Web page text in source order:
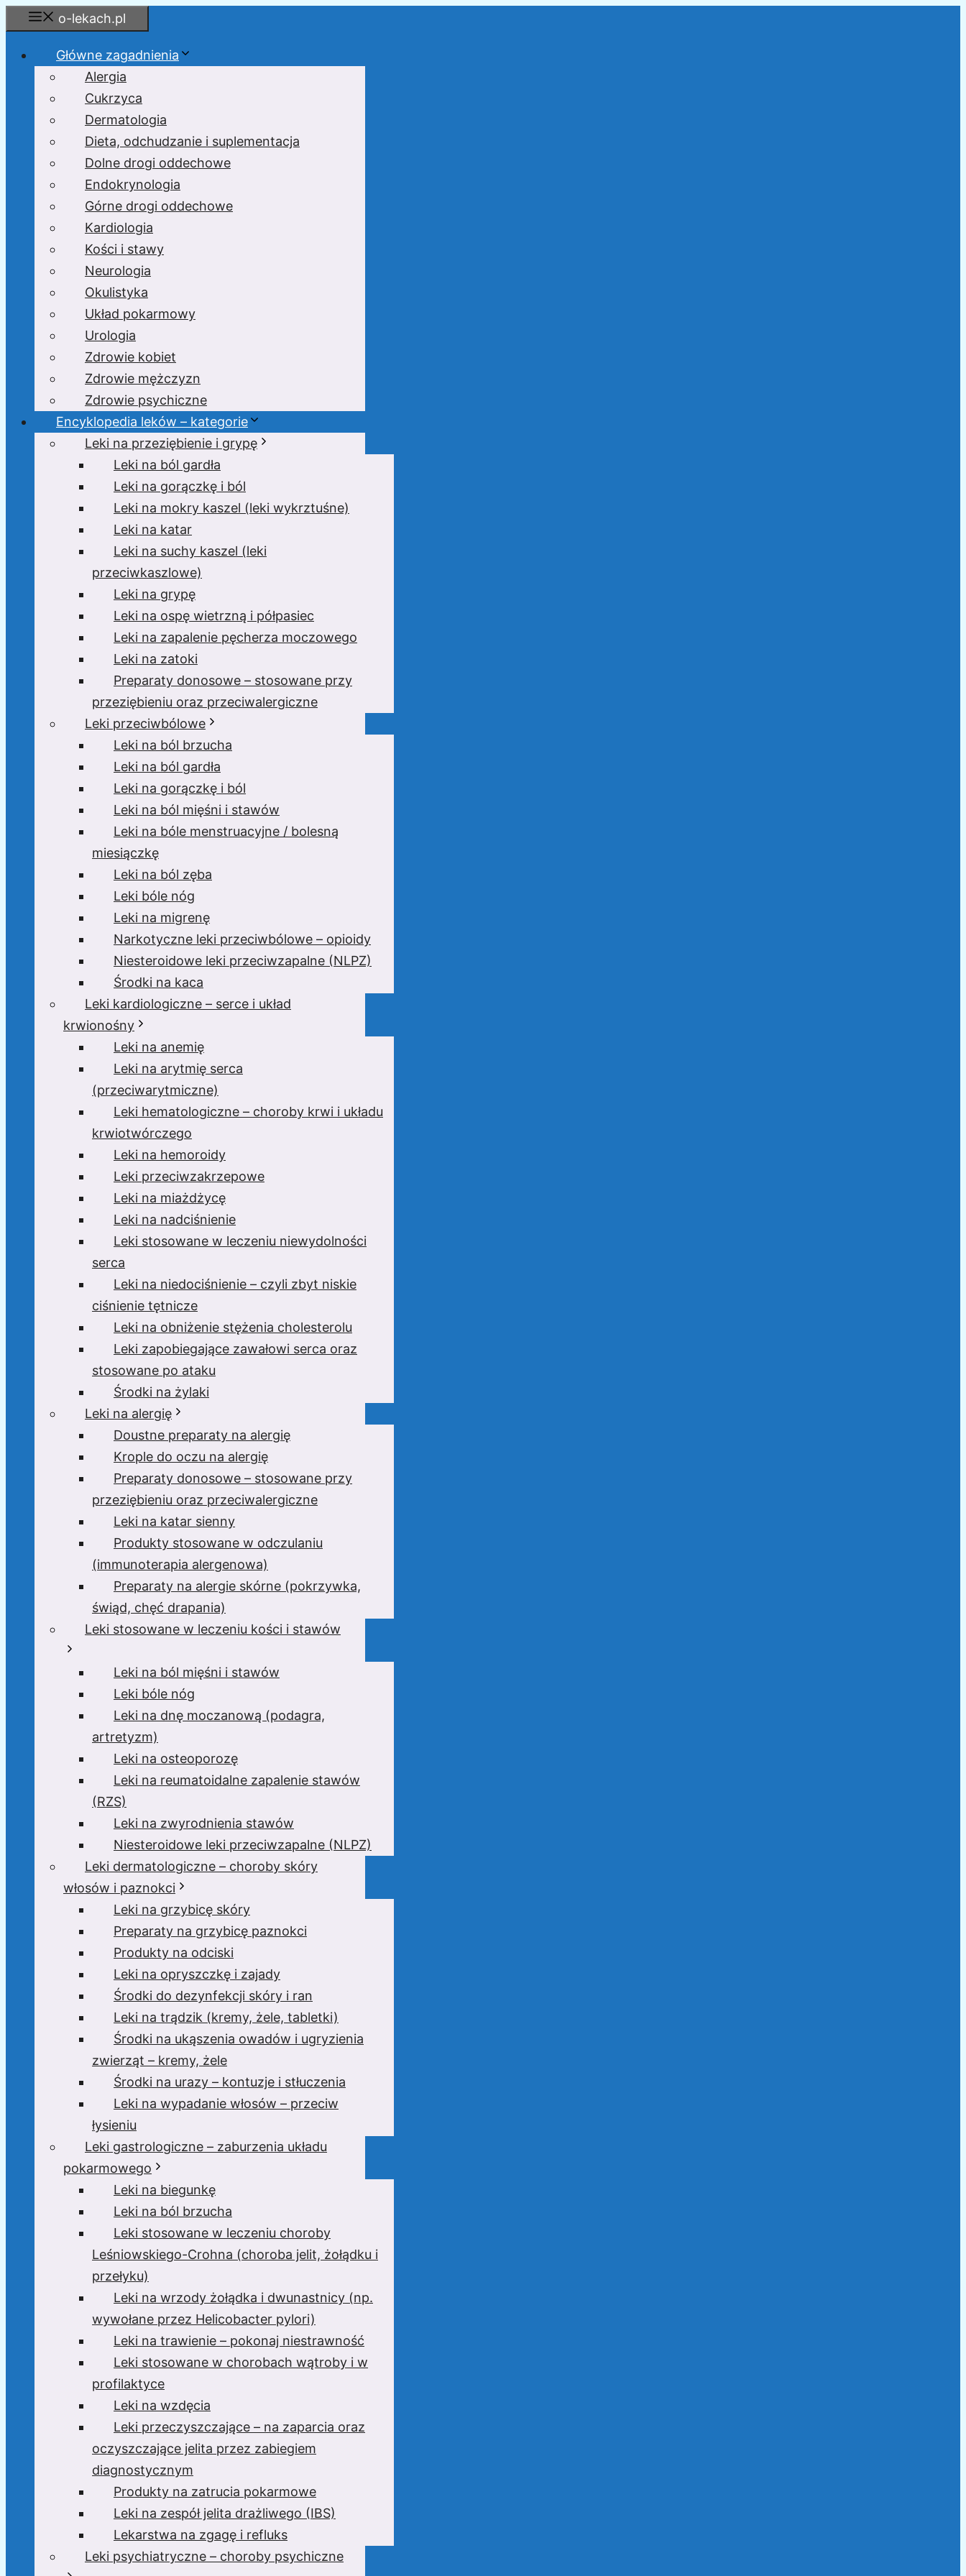
Przejdź
do
o-lekach.pl
Główne zagadnienia
Alergia
Cukrzyca
Dermatologia
Dieta, odchudzanie i suplementacja
Dolne drogi oddechowe
Endokrynologia
Górne drogi oddechowe
Kardiologia
Kości i stawy
Neurologia
Okulistyka
Układ pokarmowy
Urologia
Zdrowie kobiet
Zdrowie mężczyzn
Zdrowie psychiczne
Encyklopedia leków – kategorie
Leki na przeziębienie i grypę
Leki na ból gardła
Leki na gorączkę i ból
Leki na mokry kaszel (leki wykrztuśne)
Leki na katar
Leki na suchy kaszel (leki
przeciwkaszlowe)
Leki na grypę
Leki na ospę wietrzną i półpasiec
Leki na zapalenie pęcherza moczowego
Leki na zatoki
Preparaty donosowe – stosowane przy
przeziębieniu oraz przeciwalergiczne
Leki przeciwbólowe
Leki na ból brzucha
Leki na ból gardła
Leki na gorączkę i ból
Leki na ból mięśni i stawów
Leki na bóle menstruacyjne / bolesną
miesiączkę
Leki na ból zęba
Leki bóle nóg
Leki na migrenę
Narkotyczne leki przeciwbólowe – opioidy
Niesteroidowe leki przeciwzapalne (NLPZ)
Środki na kaca
Leki kardiologiczne – serce i układ
krwionośny
Leki na anemię
Leki na arytmię serca
(przeciwarytmiczne)
Leki hematologiczne – choroby krwi i układu
krwiotwórczego
Leki na hemoroidy
Leki przeciwzakrzepowe
Leki na miażdżycę
Leki na nadciśnienie
Leki stosowane w leczeniu niewydolności
serca
Leki na niedociśnienie – czyli zbyt niskie
ciśnienie tętnicze
Leki na obniżenie stężenia cholesterolu
Leki zapobiegające zawałowi serca oraz
stosowane po ataku
Środki na żylaki
Leki na alergię
Doustne preparaty na alergię
Krople do oczu na alergię
Preparaty donosowe – stosowane przy
przeziębieniu oraz przeciwalergiczne
Leki na katar sienny
Produkty stosowane w odczulaniu
(immunoterapia alergenowa)
Preparaty na alergie skórne (pokrzywka,
świąd, chęć drapania)
Leki stosowane w leczeniu kości i stawów
Leki na ból mięśni i stawów
Leki bóle nóg
Leki na dnę moczanową (podagra,
artretyzm)
Leki na osteoporozę
Leki na reumatoidalne zapalenie stawów
(RZS)
Leki na zwyrodnienia stawów
Niesteroidowe leki przeciwzapalne (NLPZ)
Leki dermatologiczne – choroby skóry
włosów i paznokci
Leki na grzybicę skóry
Preparaty na grzybicę paznokci
Produkty na odciski
Leki na opryszczkę i zajady
Środki do dezynfekcji skóry i ran
Leki na trądzik (kremy, żele, tabletki)
Środki na ukąszenia owadów i ugryzienia
zwierząt – kremy, żele
Środki na urazy – kontuzje i stłuczenia
Leki na wypadanie włosów – przeciw
łysieniu
Leki gastrologiczne – zaburzenia układu
pokarmowego
Leki na biegunkę
Leki na ból brzucha
Leki stosowane w leczeniu choroby
Leśniowskiego-Crohna (choroba jelit, żołądku i
przełyku)
Leki na wrzody żołądka i dwunastnicy (np.
wywołane przez Helicobacter pylori)
Leki na trawienie – pokonaj niestrawność
Leki stosowane w chorobach wątroby i w
profilaktyce
Leki na wzdęcia
Leki przeczyszczające – na zaparcia oraz
oczyszczające jelita przez zabiegiem
diagnostycznym
Produkty na zatrucia pokarmowe
Leki na zespół jelita drażliwego (IBS)
Lekarstwa na zgagę i refluks
Leki psychiatryczne – choroby psychiczne